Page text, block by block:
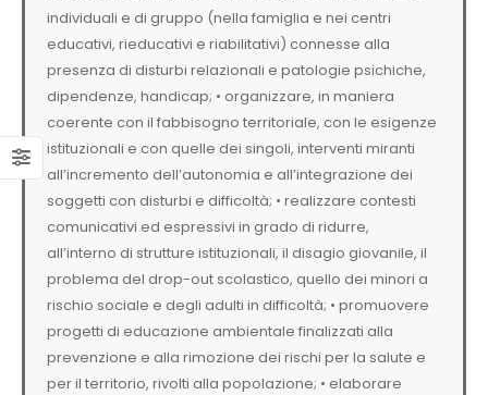
individuali e di gruppo (nella famiglia e nei centri
educativi, rieducativi e riabilitativi) connesse alla
presenza di disturbi relazionali e patologie psichiche,
dipendenze, handicap; • organizzare, in maniera
coerente con il fabbisogno territoriale, con le esigenze
istituzionali e con quelle dei singoli, interventi miranti
all’incremento dell’autonomia e all’integrazione dei
soggetti con disturbi e difficoltà; • realizzare contesti
comunicativi ed espressivi in grado di ridurre,
all’interno di strutture istituzionali, il disagio giovanile, il
problema del drop-out scolastico, quello dei minori a
rischio sociale e degli adulti in difficoltà; • promuovere
progetti di educazione ambientale finalizzati alla
prevenzione e alla rimozione dei rischi per la salute e
per il territorio, rivolti alla popolazione; • elaborare